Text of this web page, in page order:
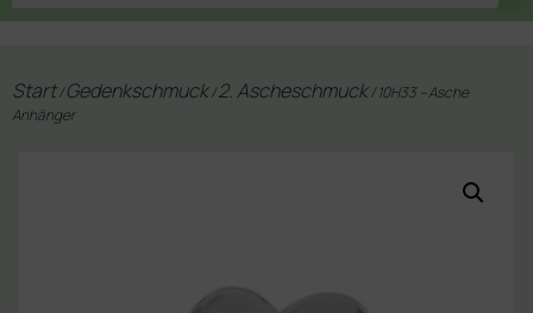
Start/Gedenkschmuck/2. Ascheschmuck/ 10H33 – Asche
Anhänger